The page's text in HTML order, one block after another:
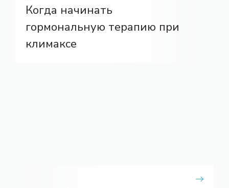
Когда начинать
гормональную терапию при
климаксе